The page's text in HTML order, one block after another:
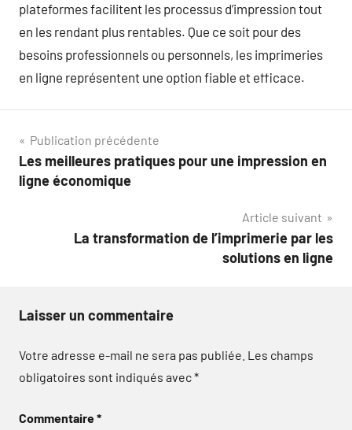
plateformes facilitent les processus d’impression tout
en les rendant plus rentables. Que ce soit pour des
besoins professionnels ou personnels, les imprimeries
en ligne représentent une option fiable et efficace.
Navigation
de
Publication précédente
Les meilleures pratiques pour une impression en
ligne économique
Article suivant
La transformation de l’imprimerie par les
solutions en ligne
Laisser un commentaire
Votre adresse e-mail ne sera pas publiée. Les champs
obligatoires sont indiqués avec*
Commentaire*